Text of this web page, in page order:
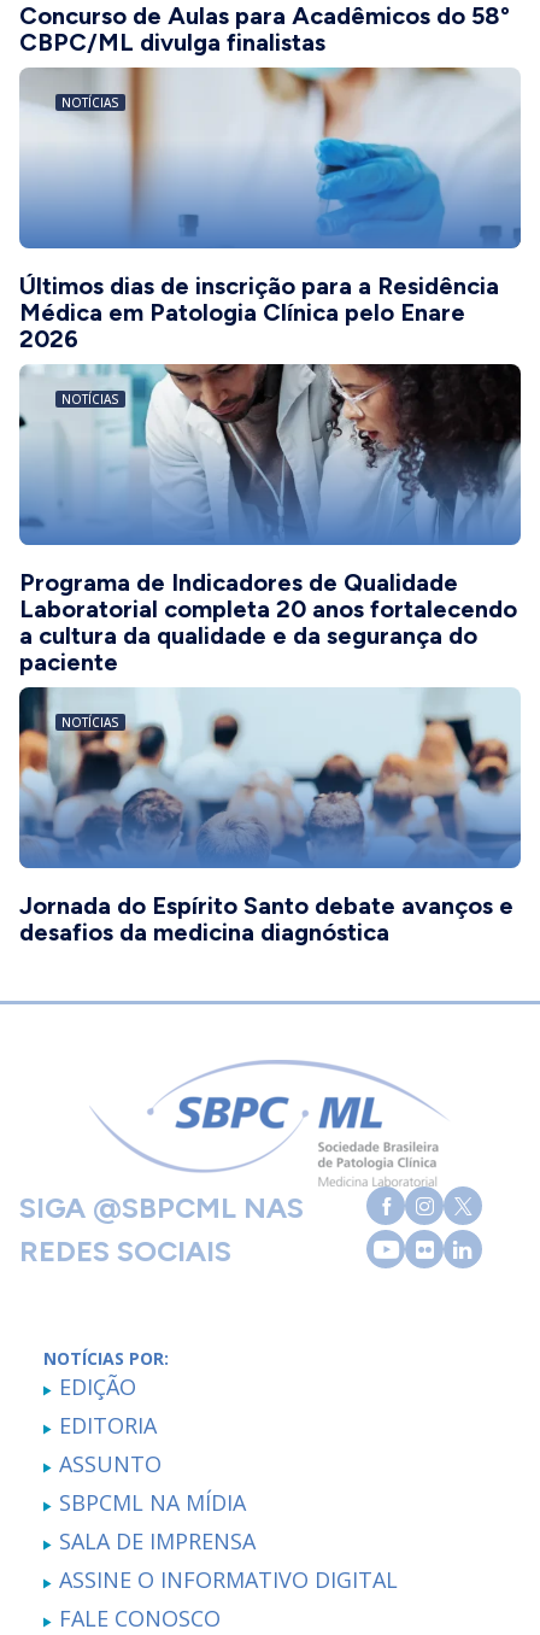
Concurso de Aulas para Acadêmicos do 58º
CBPC/ML divulga finalistas
NOTÍCIAS
Últimos dias de inscrição para a Residência
Médica em Patologia Clínica pelo Enare
2026
NOTÍCIAS
Programa de Indicadores de Qualidade
Laboratorial completa 20 anos fortalecendo
a cultura da qualidade e da segurança do
paciente
NOTÍCIAS
Jornada do Espírito Santo debate avanços e
desafios da medicina diagnóstica
SIGA @SBPCML NAS
REDES SOCIAIS
NOTÍCIAS POR:
EDIÇÃO
EDITORIA
ASSUNTO
SBPCML NA MÍDIA
SALA DE IMPRENSA
ASSINE O INFORMATIVO DIGITAL
FALE CONOSCO